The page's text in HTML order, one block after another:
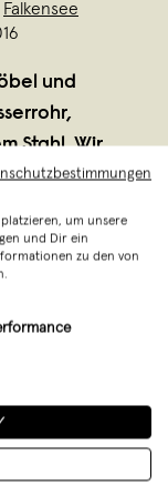
Falkensee
und
Stahl. Wir
in
aus
um unsere
und Dir ein
zu den von